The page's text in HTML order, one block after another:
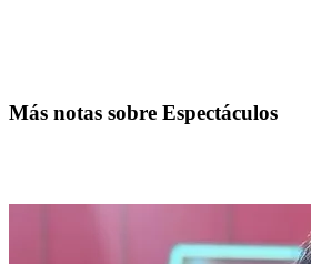
Más notas sobre Espectáculos